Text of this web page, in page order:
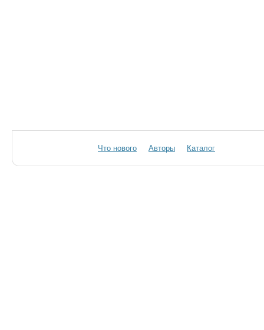
Что нового Авторы Каталог